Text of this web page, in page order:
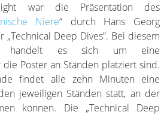
war die Präsentation des
Niere“ durch Hans Georg
„Technical Deep Dives”. Bei diesem
handelt es sich um eine
die Poster an Ständen platziert sind.
findet alle zehn Minuten eine
jeweiligen Ständen statt, an der
können. Die „Technical Deep